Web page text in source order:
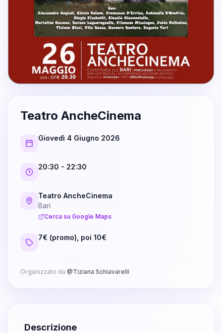
Teatro AncheCinema
Giovedì 4 Giugno 2026
20:30 - 22:30
Teatro AncheCinema
Bari
Cerca su Google Maps
7€ (promo), poi 10€
Organizzato da @Tiziana Schiavarelli
Descrizione